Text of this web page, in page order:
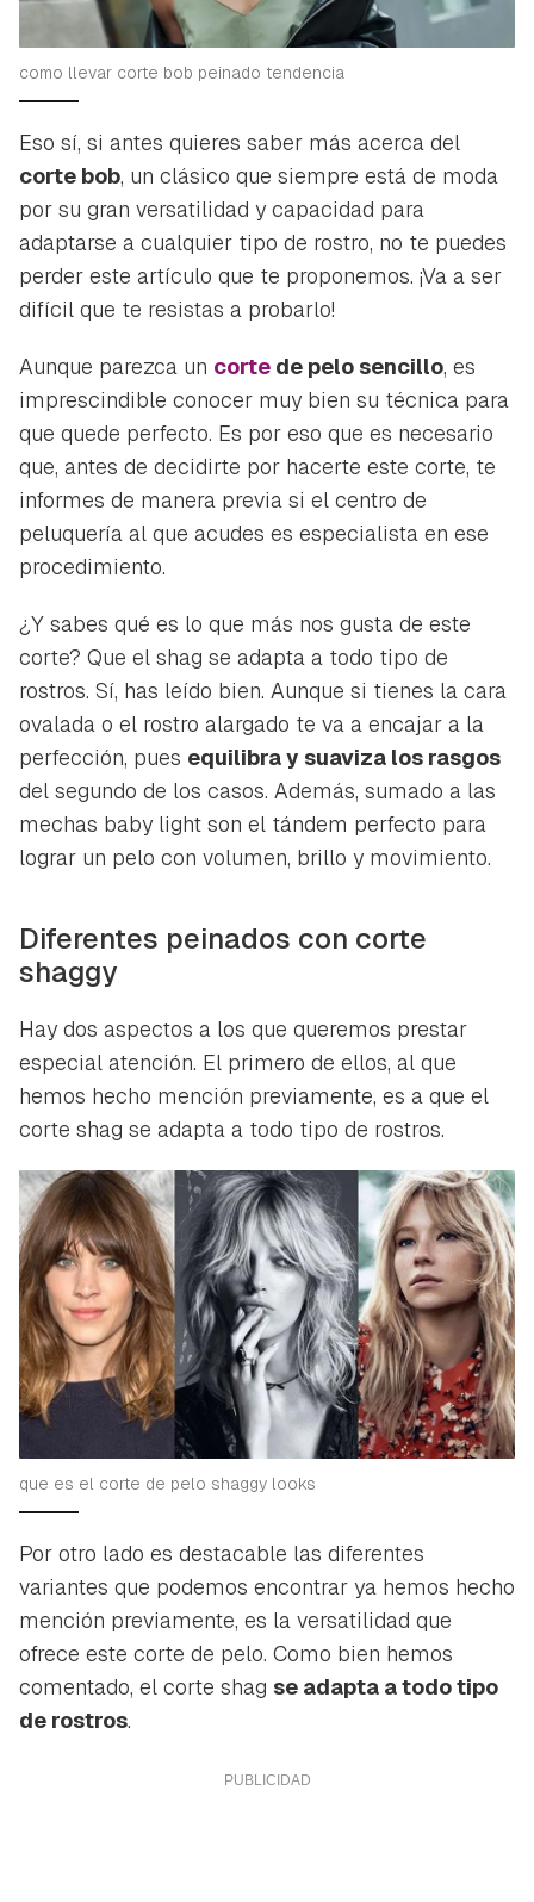
como llevar corte bob peinado tendencia
Eso sí, si antes quieres saber más acerca del
corte bob, un clásico que siempre está de moda
por su gran versatilidad y capacidad para
adaptarse a cualquier tipo de rostro, no te puedes
perder este artículo que te proponemos. ¡Va a ser
difícil que te resistas a probarlo!
Aunque parezca un corte de pelo sencillo, es
imprescindible conocer muy bien su técnica para
que quede perfecto. Es por eso que es necesario
que, antes de decidirte por hacerte este corte, te
informes de manera previa si el centro de
peluquería al que acudes es especialista en ese
procedimiento.
¿Y sabes qué es lo que más nos gusta de este
corte? Que el shag se adapta a todo tipo de
rostros. Sí, has leído bien. Aunque si tienes la cara
ovalada o el rostro alargado te va a encajar a la
perfección, pues equilibra y suaviza los rasgos
del segundo de los casos. Además, sumado a las
mechas baby light son el tándem perfecto para
lograr un pelo con volumen, brillo y movimiento.
Diferentes peinados con corte
shaggy
Hay dos aspectos a los que queremos prestar
especial atención. El primero de ellos, al que
hemos hecho mención previamente, es a que el
corte shag se adapta a todo tipo de rostros.
que es el corte de pelo shaggy looks
Por otro lado es destacable las diferentes
variantes que podemos encontrar ya hemos hecho
mención previamente, es la versatilidad que
ofrece este corte de pelo. Como bien hemos
comentado, el corte shag se adapta a todo tipo
de rostros.